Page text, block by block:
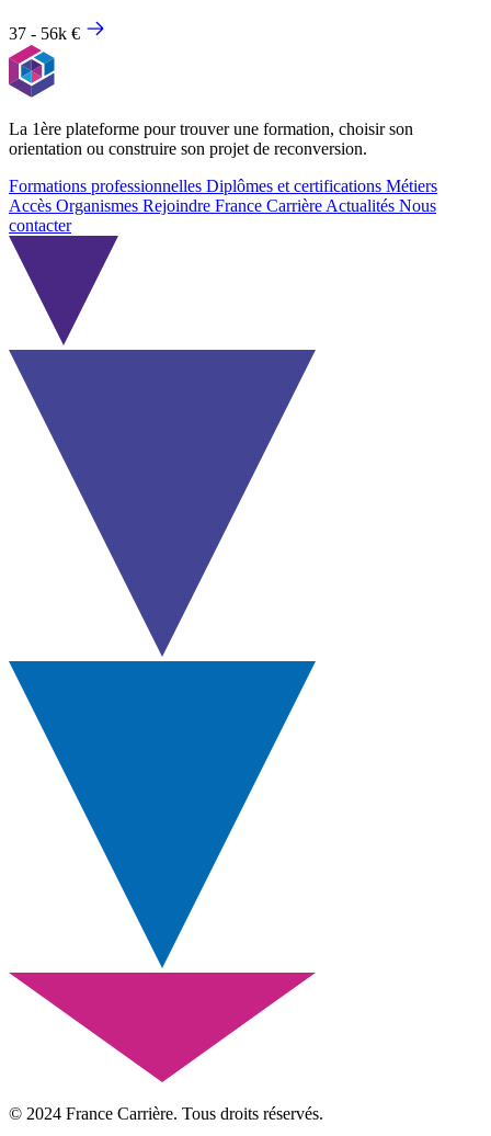
37 - 56k €
La 1ère plateforme pour trouver une formation, choisir son
orientation ou construire son projet de reconversion.
Formations professionnelles Diplômes et certifications Métiers
Accès Organismes Rejoindre France Carrière Actualités Nous
contacter
© 2024 France Carrière. Tous droits réservés.